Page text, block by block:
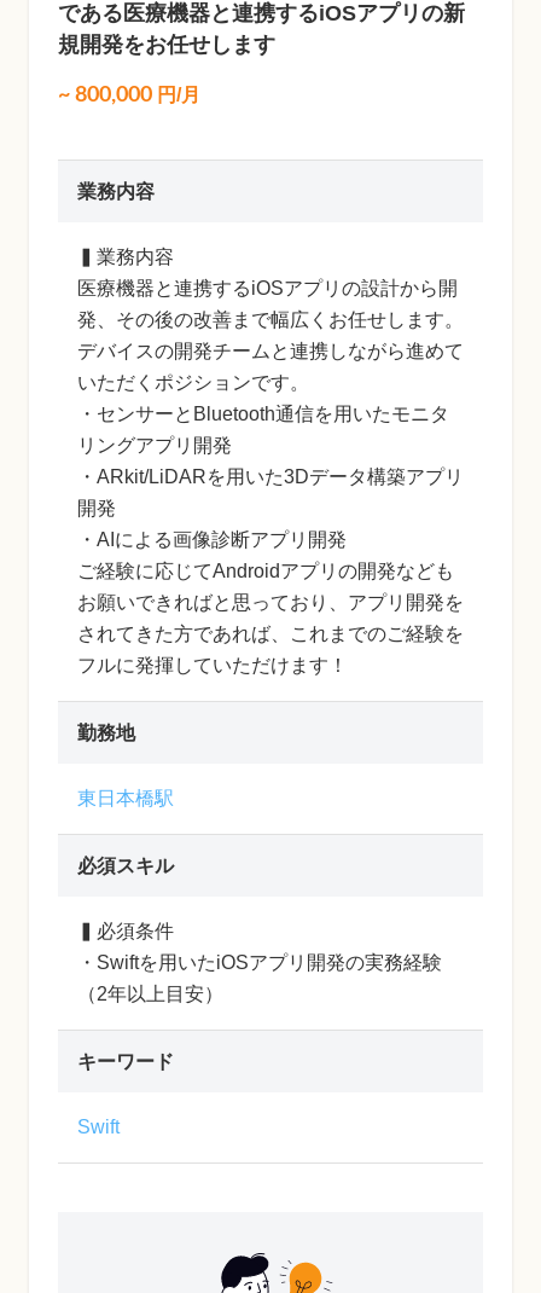
である医療機器と連携するiOSアプリの新
規開発をお任せします
~ 800,000 円/月
業務内容
▍業務内容
医療機器と連携するiOSアプリの設計から開
発、その後の改善まで幅広くお任せします。
デバイスの開発チームと連携しながら進めて
いただくポジションです。
・センサーとBluetooth通信を用いたモニタ
リングアプリ開発
・ARkit/LiDARを用いた3Dデータ構築アプリ
開発
・AIによる画像診断アプリ開発
ご経験に応じてAndroidアプリの開発なども
お願いできればと思っており、アプリ開発を
されてきた方であれば、これまでのご経験を
フルに発揮していただけます！
勤務地
東日本橋駅
必須スキル
▍必須条件
・Swiftを用いたiOSアプリ開発の実務経験
（2年以上目安）
キーワード
Swift